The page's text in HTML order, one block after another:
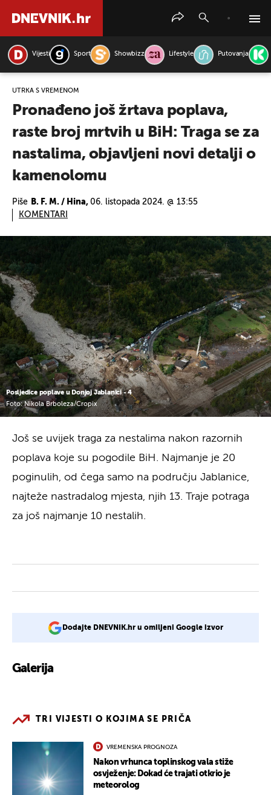
Vijesti Sport Showbizz Lifestyle Putovanja
UTRKA S VREMENOM
Pronađeno još žrtava poplava,
raste broj mrtvih u BiH: Traga se za
nastalima, objavljeni novi detalji o
kamenolomu
Piše B. F. M. / Hina, 06. listopada 2024. @ 13:55
KOMENTARI
Posljedice poplave u Donjoj Jablanici - 4
Foto: Nikola Brboleza/Cropix
Još se uvijek traga za nestalima nakon razornih
poplava koje su pogodile BiH. Najmanje je 20
poginulih, od čega samo na području Jablanice,
najteže nastradalog mjesta, njih 13. Traje potraga
za još najmanje 10 nestalih.
Dodajte DNEVNIK.hr u omiljeni Google izvor
Galerija
TRI VIJESTI O KOJIMA SE PRIČA
VREMENSKA PROGNOZA
Nakon vrhunca toplinskog vala stiže
osvježenje: Dokad će trajati otkrio je
meteorolog
PRETRAŽITE VIJESTI